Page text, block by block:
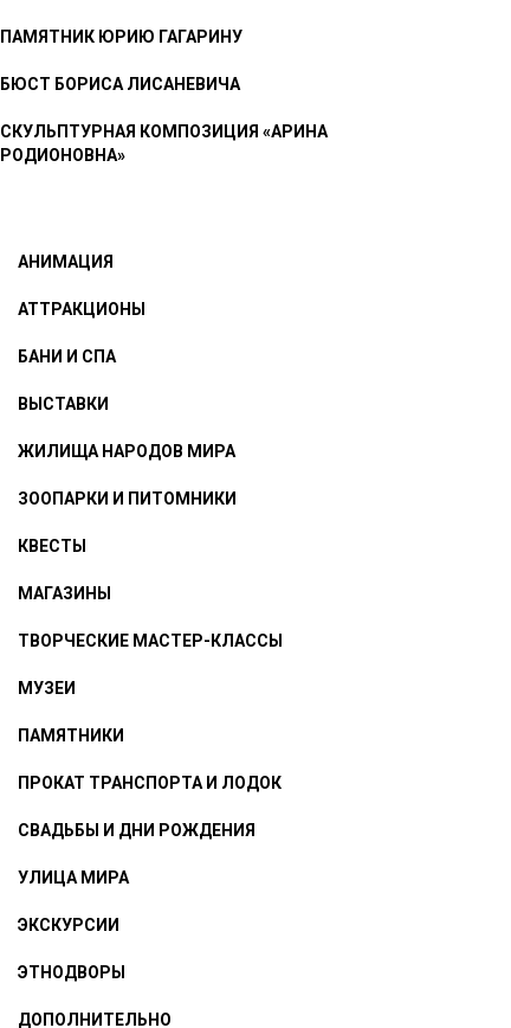
ПАМЯТНИК ЮРИЮ ГАГАРИНУ
БЮСТ БОРИСА ЛИСАНЕВИЧА
СКУЛЬПТУРНАЯ КОМПОЗИЦИЯ «АРИНА
РОДИОНОВНА»
АНИМАЦИЯ
АТТРАКЦИОНЫ
БАНИ И СПА
ВЫСТАВКИ
ЖИЛИЩА НАРОДОВ МИРА
ЗООПАРКИ И ПИТОМНИКИ
КВЕСТЫ
МАГАЗИНЫ
ТВОРЧЕСКИЕ МАСТЕР-КЛАССЫ
МУЗЕИ
ПАМЯТНИКИ
ПРОКАТ ТРАНСПОРТА И ЛОДОК
СВАДЬБЫ И ДНИ РОЖДЕНИЯ
УЛИЦА МИРА
ЭКСКУРСИИ
ЭТНОДВОРЫ
ДОПОЛНИТЕЛЬНО